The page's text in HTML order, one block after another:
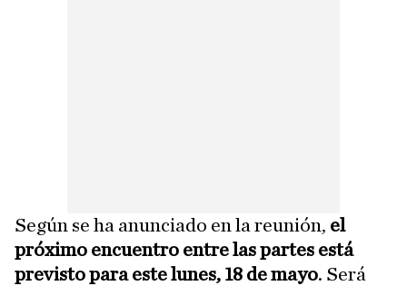
Según se ha anunciado en la reunión, el
próximo encuentro entre las partes está
previsto para este lunes, 18 de mayo. Será